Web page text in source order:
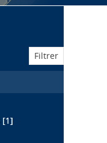
[1]